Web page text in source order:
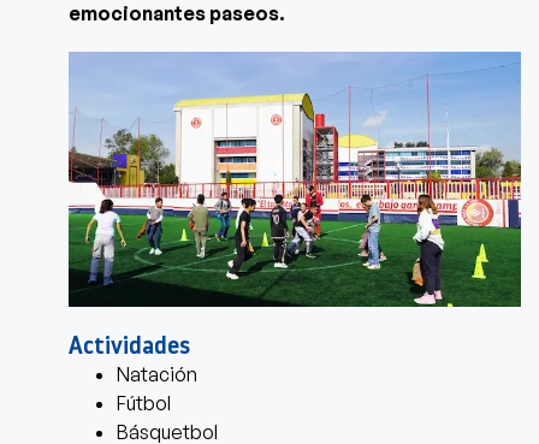
emocionantes paseos.
Actividades
Natación
Fútbol
Básquetbol